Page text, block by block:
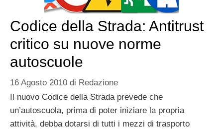
Codice della Strada: Antitrust
critico su nuove norme
autoscuole
16 Agosto 2010 di Redazione
Il nuovo Codice della Strada prevede che
un’autoscuola, prima di poter iniziare la propria
attività, debba dotarsi di tutti i mezzi di trasporto